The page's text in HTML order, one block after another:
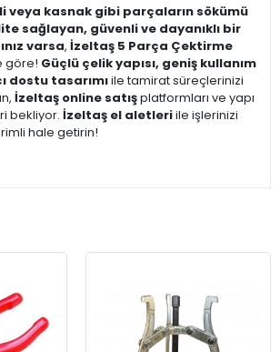
veya kasnak gibi parçaların sökümü
sağlayan, güvenli ve dayanıklı bir
varsa, İzeltaş 5 Parça Çektirme
göre! Güçlü çelik yapısı, geniş kullanım
dostu tasarımıile tamirat süreçlerinizi
İzeltaş online satışplatformları ve yapı
bekliyor. İzeltaş el aletleriile işlerinizi
hale getirin!